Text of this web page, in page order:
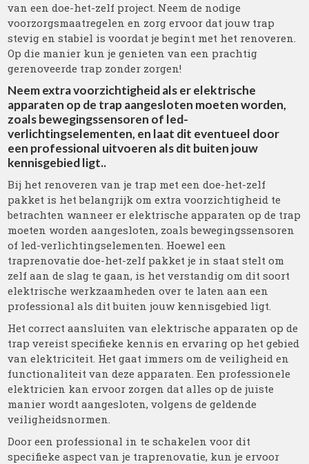
van een doe-het-zelf project. Neem de nodige
voorzorgsmaatregelen en zorg ervoor dat jouw trap
stevig en stabiel is voordat je begint met het renoveren.
Op die manier kun je genieten van een prachtig
gerenoveerde trap zonder zorgen!
Neem extra voorzichtigheid als er elektrische
apparaten op de trap aangesloten moeten worden,
zoals bewegingssensoren of led-
verlichtingselementen, en laat dit eventueel door
een professional uitvoeren als dit buiten jouw
kennisgebied ligt..
Bij het renoveren van je trap met een doe-het-zelf
pakket is het belangrijk om extra voorzichtigheid te
betrachten wanneer er elektrische apparaten op de trap
moeten worden aangesloten, zoals bewegingssensoren
of led-verlichtingselementen. Hoewel een
traprenovatie doe-het-zelf pakket je in staat stelt om
zelf aan de slag te gaan, is het verstandig om dit soort
elektrische werkzaamheden over te laten aan een
professional als dit buiten jouw kennisgebied ligt.
Het correct aansluiten van elektrische apparaten op de
trap vereist specifieke kennis en ervaring op het gebied
van elektriciteit. Het gaat immers om de veiligheid en
functionaliteit van deze apparaten. Een professionele
elektricien kan ervoor zorgen dat alles op de juiste
manier wordt aangesloten, volgens de geldende
veiligheidsnormen.
Door een professional in te schakelen voor dit
specifieke aspect van je traprenovatie, kun je ervoor